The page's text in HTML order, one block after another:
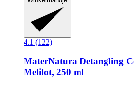
4.1 (122)
MaterNatura Detangling
Melilot, 250 ml